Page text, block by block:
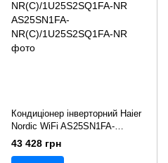
Кондиціонер інверторний Haier
Nordic WiFi AS25SN1FA-
NR(С)/1U25S2SQ1FA-NR
43 428 грн